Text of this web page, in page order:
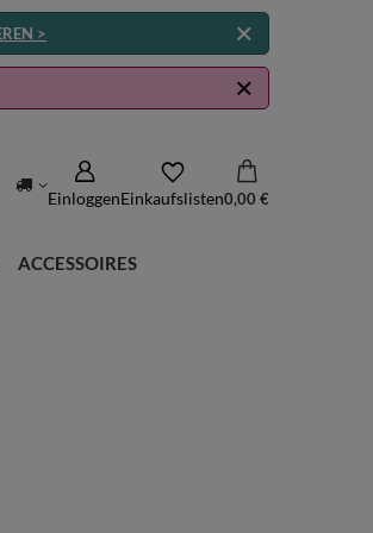
>
EinloggenEinkaufslisten0,00 €
ACCESSOIRES